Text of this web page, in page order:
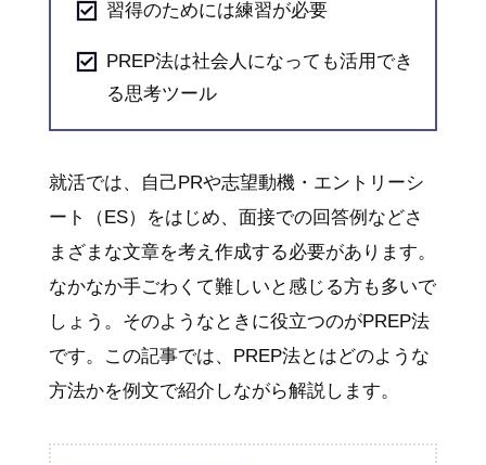
習得のためには練習が必要
PREP法は社会人になっても活用でき
る思考ツール
就活では、自己PRや志望動機・エントリーシ
ート（ES）をはじめ、面接での回答例などさ
まざまな文章を考え作成する必要があります。
なかなか手ごわくて難しいと感じる方も多いで
しょう。そのようなときに役立つのがPREP法
です。この記事では、PREP法とはどのような
方法かを例文で紹介しながら解説します。